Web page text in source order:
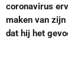
coronavirus
maken van
dat hij het